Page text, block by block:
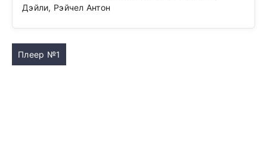
Дэйли, Рэйчел Антон
Плеер №1